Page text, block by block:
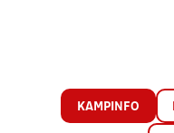
KAMPINFO